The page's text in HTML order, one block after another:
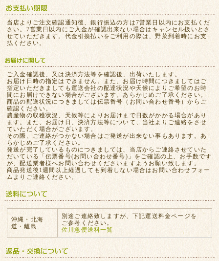
当店よりご注文確認通知後、銀行振込の方は7営業日以内にお支払くだ
さい。7営業日以内にご入金が確認出来ない場合はキャンセル扱いとさ
せていただきます。代金引換払いをご利用の際は、野菜到着時にお支
払ください。
ご入金確認後、又は決済方法等を確認後、出荷いたします。
お届け日時の指定はできません。また、お届け時間につきましてはご
指定いただきましても運送会社の配達状況や天候によりご希望のお時
間にお届けできない場合がございます。あらかじめご了承ください。
商品の配送状況につきましては伝票番号（お問い合わせ番号）からご
確認ください。
農産物の収穫状況、天候等によりお届けまで日数がかかる場合があり
ます。また、お届け日、決済方法等について、当社よりご連絡をさせ
ていただく場合がございます。
その際、ご連絡がつかない場合はご発送が出来ない事もあります。あ
らかじめご了承ください。
発送が完了しているものにつきましては、当店からご連絡させていた
だいている「伝票番号(お問い合わせ番号)」をご確認の上、お手数です
が、配送業者様へお問い合わせくださいますようお願い致します。
商品発送後1週間以上経過しても到着しない場合はお問い合わせフォー
ムよりご連絡ください。
沖縄・北海
道・離島
別途ご連絡致しますが、下記運送料金ページを
ご参考ください。
佐川急便送料一覧